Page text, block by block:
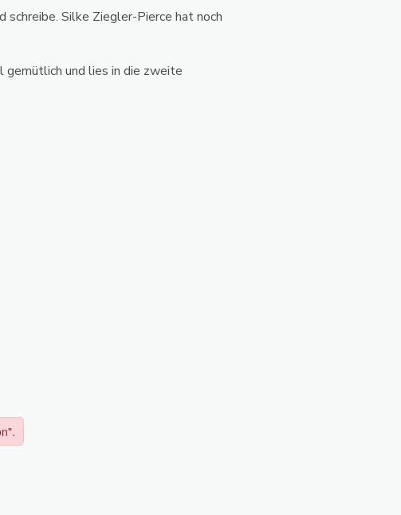
schreibe. Silke Ziegler-Pierce hat noch
gemütlich und lies in die zweite